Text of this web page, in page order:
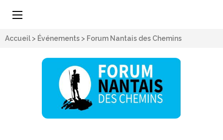
Accueil > Événements > Forum Nantais des Chemins